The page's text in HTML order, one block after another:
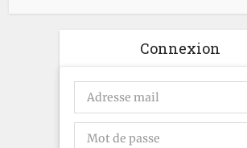
Connexion